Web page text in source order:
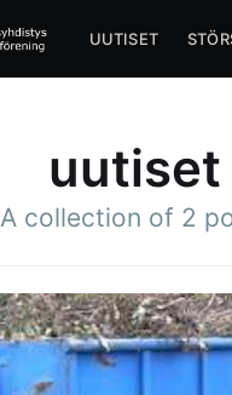
UUTISET
uutiset
A collection of 2